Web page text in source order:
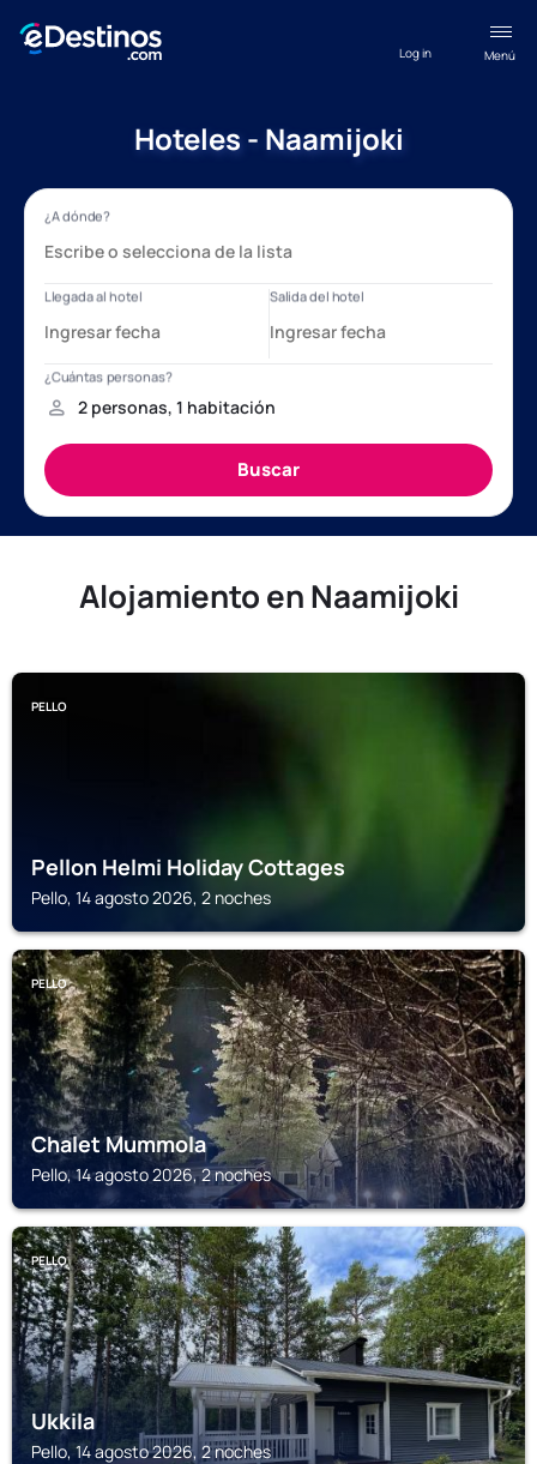
Menú
Log in
Hoteles - Naamijoki
Alojamiento en Naamijoki
PELLO
Pellon Helmi Holiday Cottages
Pello, 14 agosto 2026, 2 noches
PELLO
Chalet Mummola
Pello, 14 agosto 2026, 2 noches
PELLO
Ukkila
Pello, 14 agosto 2026, 2 noches